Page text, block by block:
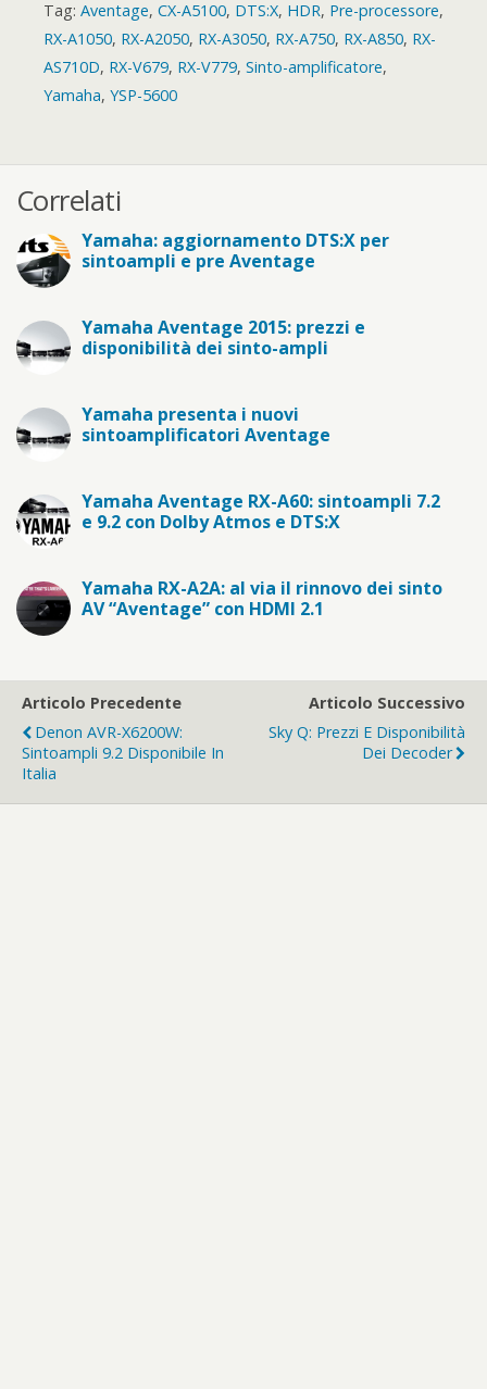
Tag: Aventage, CX-A5100, DTS:X, HDR, Pre-processore,
RX-A1050, RX-A2050, RX-A3050, RX-A750, RX-A850, RX-
AS710D, RX-V679, RX-V779, Sinto-amplificatore,
Yamaha, YSP-5600
Correlati
Yamaha: aggiornamento DTS:X per
sintoampli e pre Aventage
Yamaha Aventage 2015: prezzi e
disponibilità dei sinto-ampli
Yamaha presenta i nuovi
sintoamplificatori Aventage
Yamaha Aventage RX-A60: sintoampli 7.2
e 9.2 con Dolby Atmos e DTS:X
Yamaha RX-A2A: al via il rinnovo dei sinto
AV “Aventage” con HDMI 2.1
Articolo Precedente
Denon AVR-X6200W:
Sintoampli 9.2 Disponibile In
Italia
Articolo Successivo
Sky Q: Prezzi E Disponibilità
Dei Decoder